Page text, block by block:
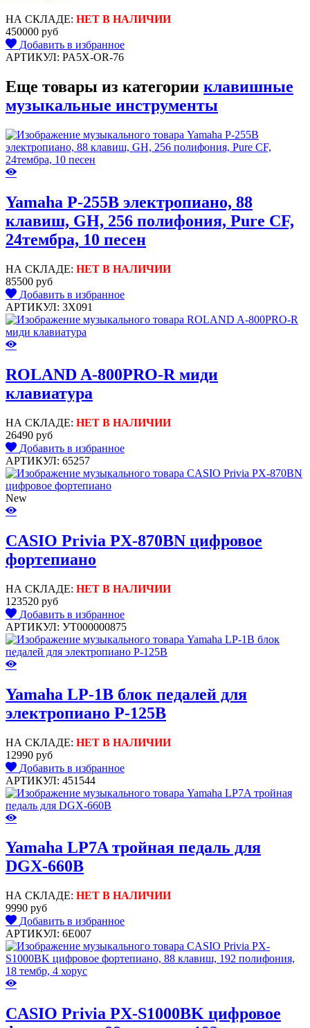
НА СКЛАДЕ: НЕТ В НАЛИЧИИ
450000 руб
Добавить в избранное
АРТИКУЛ: PA5X-OR-76
Еще товары из категории клавишные
музыкальные инструменты
Yamaha P-255B электропиано, 88
клавиш, GH, 256 полифония, Pure CF,
24тембра, 10 песен
НА СКЛАДЕ: НЕТ В НАЛИЧИИ
85500 руб
Добавить в избранное
АРТИКУЛ: 3X091
ROLAND A-800PRO-R миди
клавиатура
НА СКЛАДЕ: НЕТ В НАЛИЧИИ
26490 руб
Добавить в избранное
АРТИКУЛ: 65257
New
CASIO Privia PX-870BN цифровое
фортепиано
НА СКЛАДЕ: НЕТ В НАЛИЧИИ
123520 руб
Добавить в избранное
АРТИКУЛ: УТ000000875
Yamaha LP-1B блок педалей для
электропиано P-125B
НА СКЛАДЕ: НЕТ В НАЛИЧИИ
12990 руб
Добавить в избранное
АРТИКУЛ: 451544
Yamaha LP7A тройная педаль для
DGX-660B
НА СКЛАДЕ: НЕТ В НАЛИЧИИ
9990 руб
Добавить в избранное
АРТИКУЛ: 6E007
CASIO Privia PX-S1000BK цифровое